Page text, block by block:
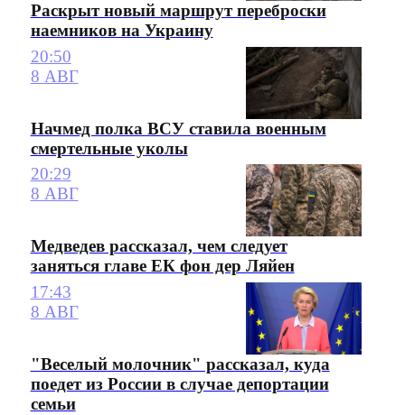
Раскрыт новый маршрут переброски
наемников на Украину
20:50
8 АВГ
Начмед полка ВСУ ставила военным
смертельные уколы
20:29
8 АВГ
Медведев рассказал, чем следует
заняться главе ЕК фон дер Ляйен
17:43
8 АВГ
"Веселый молочник" рассказал, куда
поедет из России в случае депортации
семьи